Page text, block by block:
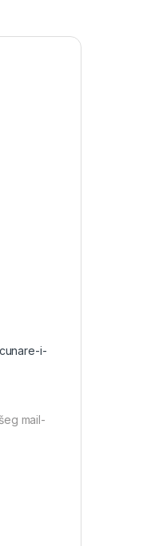
i-
mail-